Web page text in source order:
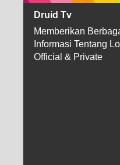
Druid Tv
Memberikan
Informasi Tentang
Official & Private